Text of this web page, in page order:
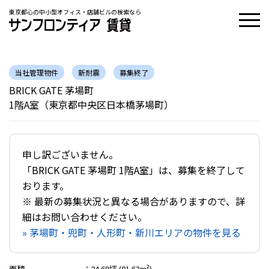
東京都心の中小型オフィス・店舗ビルの検索なら
当社管理物件 新耐震 募集終了
BRICK GATE 茅場町
1階A室（東京都中央区日本橋茅場町）
申し訳ございません。
「BRICK GATE 茅場町 1階A室」は、募集を終了して
おります。
※ 最新の募集状況と異なる場合がありますので、詳
細はお問い合わせください。
» 茅場町・兜町・人形町・新川エリアの物件を見る